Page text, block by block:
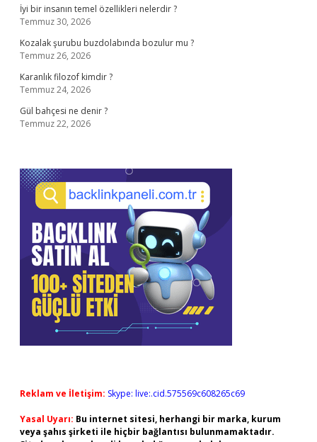
İyi bir insanın temel özellikleri nelerdir ?
Temmuz 30, 2026
Kozalak şurubu buzdolabında bozulur mu ?
Temmuz 26, 2026
Karanlık filozof kimdir ?
Temmuz 24, 2026
Gül bahçesi ne denir ?
Temmuz 22, 2026
Reklam ve İletişim: Skype: live:.cid.575569c608265c69
Yasal Uyarı: Bu internet sitesi, herhangi bir marka, kurum
veya şahıs şirketi ile hiçbir bağlantısı bulunmamaktadır.